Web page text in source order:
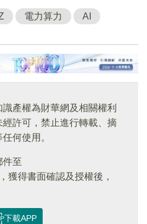
電力算力 AI
產權為財華網及相關權利
經許可，禁止進行轉載、摘
何使用。
件至
，獲得書面確認及授權後，
下載APP